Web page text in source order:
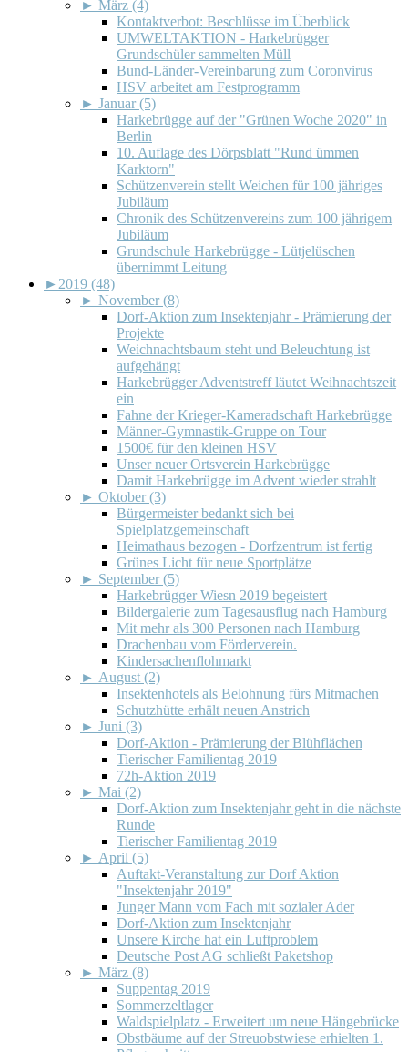
► März (4)
Kontaktverbot: Beschlüsse im Überblick
UMWELTAKTION - Harkebrügger
Grundschüler sammelten Müll
Bund-Länder-Vereinbarung zum Coronvirus
HSV arbeitet am Festprogramm
► Januar (5)
Harkebrügge auf der "Grünen Woche 2020" in
Berlin
10. Auflage des Dörpsblatt "Rund ümmen
Karktorn"
Schützenverein stellt Weichen für 100 jähriges
Jubiläum
Chronik des Schützenvereins zum 100 jährigem
Jubiläum
Grundschule Harkebrügge - Lütjelüschen
übernimmt Leitung
► 2019 (48)
► November (8)
Dorf-Aktion zum Insektenjahr - Prämierung der
Projekte
Weichnachtsbaum steht und Beleuchtung ist
aufgehängt
Harkebrügger Adventstreff läutet Weihnachtszeit
ein
Fahne der Krieger-Kameradschaft Harkebrügge
Männer-Gymnastik-Gruppe on Tour
1500€ für den kleinen HSV
Unser neuer Ortsverein Harkebrügge
Damit Harkebrügge im Advent wieder strahlt
► Oktober (3)
Bürgermeister bedankt sich bei
Spielplatzgemeinschaft
Heimathaus bezogen - Dorfzentrum ist fertig
Grünes Licht für neue Sportplätze
► September (5)
Harkebrügger Wiesn 2019 begeistert
Bildergalerie zum Tagesausflug nach Hamburg
Mit mehr als 300 Personen nach Hamburg
Drachenbau vom Förderverein.
Kindersachenflohmarkt
► August (2)
Insektenhotels als Belohnung fürs Mitmachen
Schutzhütte erhält neuen Anstrich
► Juni (3)
Dorf-Aktion - Prämierung der Blühflächen
Tierischer Familientag 2019
72h-Aktion 2019
► Mai (2)
Dorf-Aktion zum Insektenjahr geht in die nächste
Runde
Tierischer Familientag 2019
► April (5)
Auftakt-Veranstaltung zur Dorf Aktion
"Insektenjahr 2019"
Junger Mann vom Fach mit sozialer Ader
Dorf-Aktion zum Insektenjahr
Unsere Kirche hat ein Luftproblem
Deutsche Post AG schließt Paketshop
► März (8)
Suppentag 2019
Sommerzeltlager
Waldspielplatz - Erweitert um neue Hängebrücke
Obstbäume auf der Streuobstwiese erhielten 1.